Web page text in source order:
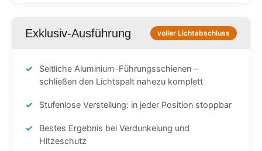
Exklusiv-Ausführung voller Lichtabschluss
Seitliche Aluminium-Führungsschienen –
schließen den Lichtspalt nahezu komplett
Stufenlose Verstellung: in jeder Position stoppbar
Bestes Ergebnis bei Verdunkelung und
Hitzeschutz